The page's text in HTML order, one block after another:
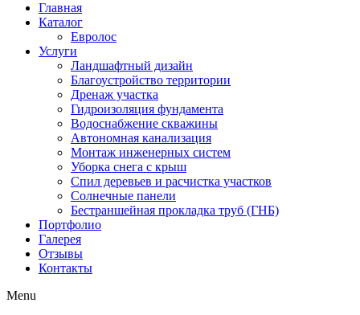
Главная
Каталог
Евролос
Услуги
Ландшафтный дизайн
Благоустройство территории
Дренаж участка
Гидроизоляция фундамента
Водоснабжение скважины
Автономная канализация
Монтаж инженерных систем
Уборка снега с крыш
Спил деревьев и расчистка участков
Солнечные панели
Бестраншейная прокладка труб (ГНБ)
Портфолио
Галерея
Отзывы
Контакты
Menu